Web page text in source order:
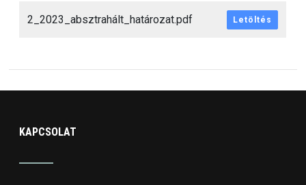
2_2023_absztrahált_határozat.pdf Letöltés
KAPCSOLAT